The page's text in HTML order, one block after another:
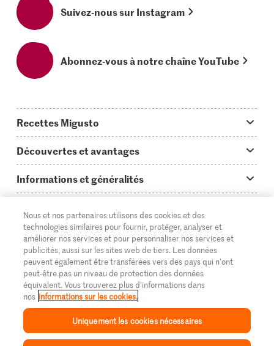
Suivez-nous sur Instagram
Abonnez-vous à notre chaîne YouTube
Recettes Migusto
Idées de menus
Plats principaux
Simple & vite prêt
Apéritif
Préparations au four
Enfants & famille
Toutes les recettes
Découvertes et avantages
On en parle...
Tutoriels
Glossaire des ingrédients
Login Migusto
Magazine Migusto
Informations et généralités
Questions concernant Migusto
Cuisiner avec Migusto
Service clientèle & contact
Publicité
Impressum
Mentions légales
Supermarché
Migros Online
À propos de Migros
Magasins
Cumulus
© 2026 La Fédération des coopératives Migros
DE FR IT
Nous et nos partenaires utilisons des cookies et des
technologies similaires pour fournir, protéger, analyser et
améliorer nos services et pour personnaliser nos services et
publicités, aussi sur les sites web de tiers. Les données
peuvent également être transférées vers des pays qui n'ont
peut-être pas un niveau de protection des données
équivalent. Vous trouverez plus d'informations dans
nos informations sur les cookies.
Uniquement les cookies nécessaires